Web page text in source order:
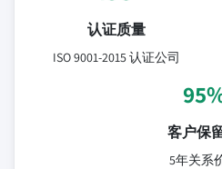
认证质量
ISO 9001-2015 认证公司
客户保
5年关系